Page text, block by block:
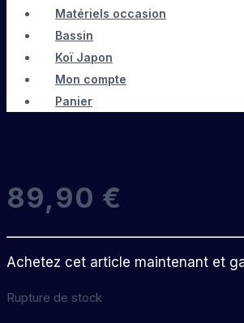
Matériels occasion
Bassin
Koï Japon
Mon compte
Panier
89,90 €
Achetez cet article maintenant et
Rupture de stock